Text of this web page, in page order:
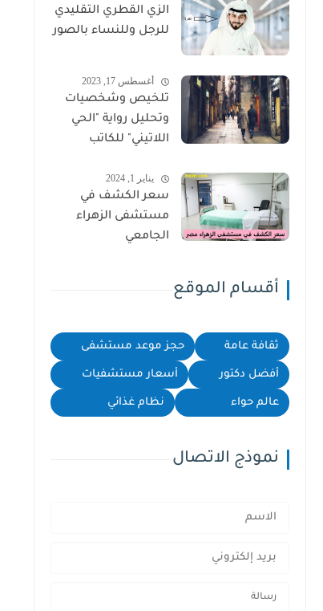
الزي القطري التقليدي
للرجل وللنساء بالصور
أغسطس 17, 2023
تلخيص وشخصيات
وتحليل رواية "الحي
اللاتيني" للكاتب
يناير 1, 2024
سعر الكشف في
مستشفى الزهراء
الجامعي
أقسام الموقع
ثقافة عامة حجز موعد مستشفى
أفضل دكتور أسعار مستشفيات
عالم حواء نظام غذائي
نموذج الاتصال